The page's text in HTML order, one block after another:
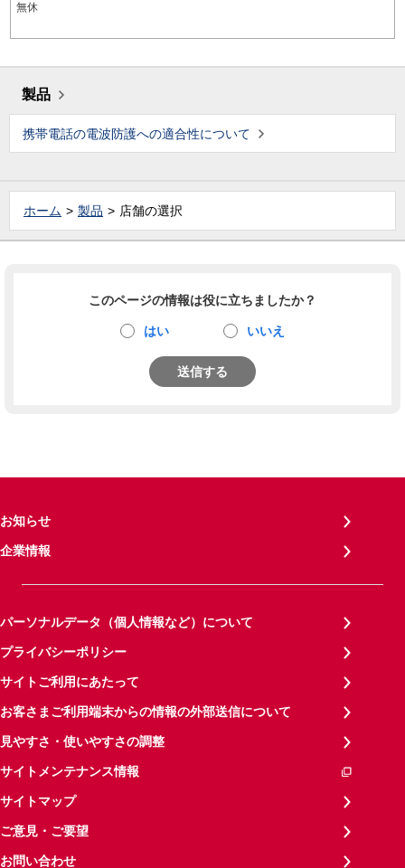
無休
製品
携帯電話の電波防護への適合性について
ホーム 製品 店舗の選択
このページの情報は役に立ちましたか？
はい いいえ
送信する
お知らせ
企業情報
パーソナルデータ（個人情報など）について
プライバシーポリシー
サイトご利用にあたって
お客さまご利用端末からの情報の外部送信について
見やすさ・使いやすさの調整
サイトメンテナンス情報
サイトマップ
ご意見・ご要望
お問い合わせ